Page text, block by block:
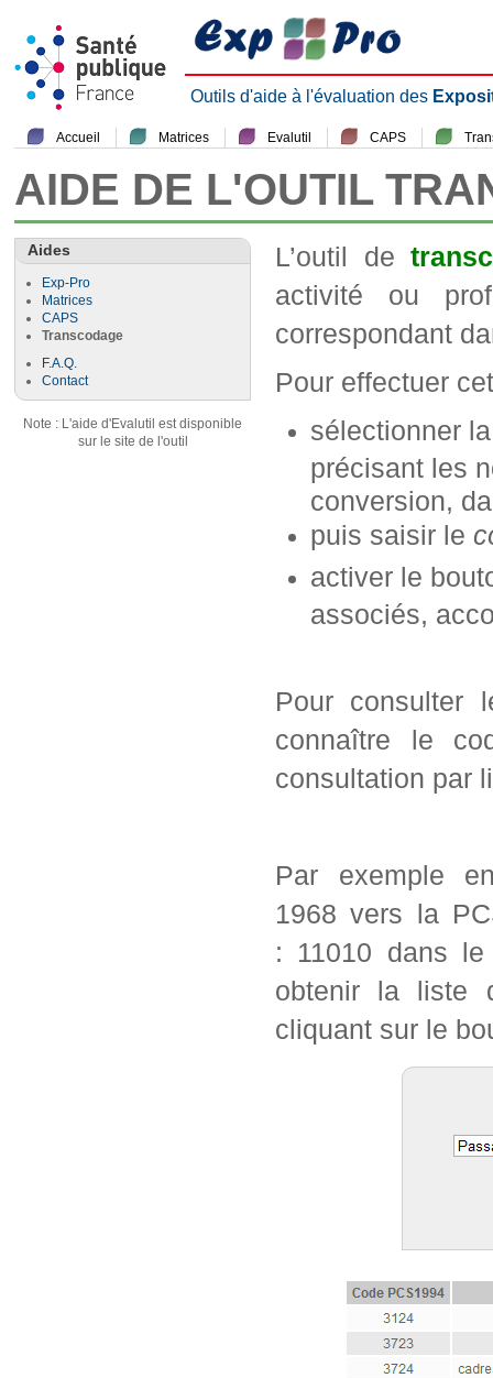
Outils d'aide à l'évaluation des
Accueil Matrices Evalutil CAPS
AIDE DE L'OUTIL
Aides
Exp-Pro
Matrices
CAPS
Transcodage
F.A.Q.
Contact
Note : L'aide d'Evalutil est disponible
sur le site de l'outil
L’outil de
activité ou
correspondant
Pour effectuer
sélectionner
précisant les
conversion,
puis saisir le
activer le
associés,
Pour consulter
connaître le
consultation par
Par exemple
1968 vers la
: 11010 dans
obtenir la liste
cliquant sur le